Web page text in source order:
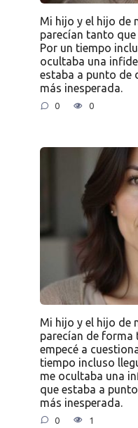
Mi hijo y el hijo de
parecían tanto
Por un tiempo
ocultaba una
estaba a punto de
más inesperada.
0 0
Mi hijo y el hijo de
parecían de forma
empecé a
tiempo incluso
me ocultaba una
que estaba a
más inesperada.
0 1